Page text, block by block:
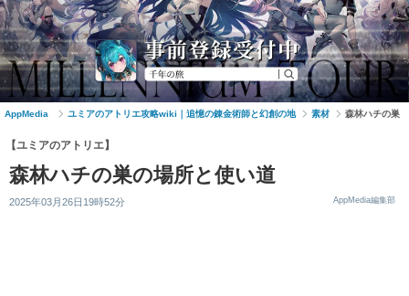
AppMedia ユミアのアトリエ攻略wiki｜追憶の錬金術師と幻創の地 素材 森林ハチの巣
【ユミアのアトリエ】
森林ハチの巣の場所と使い道
2025年03月26日19時52分 AppMedia編集部